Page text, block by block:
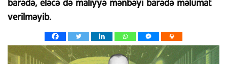
barədə, eləcə də maliyyə mənbəyi barədə məlumat
verilməyib.